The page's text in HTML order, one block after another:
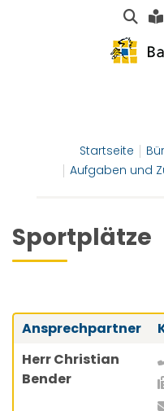
Startseite
Aufgaben und
Sportplätze
Ansprechpartner
Herr Christian
Bender